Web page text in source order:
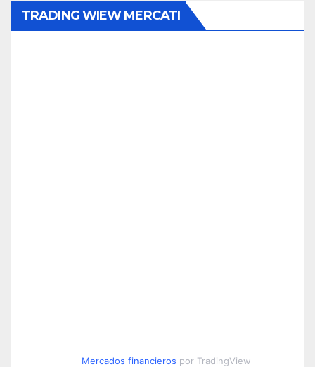
TRADING WIEW MERCATI
Mercados financieros por TradingView